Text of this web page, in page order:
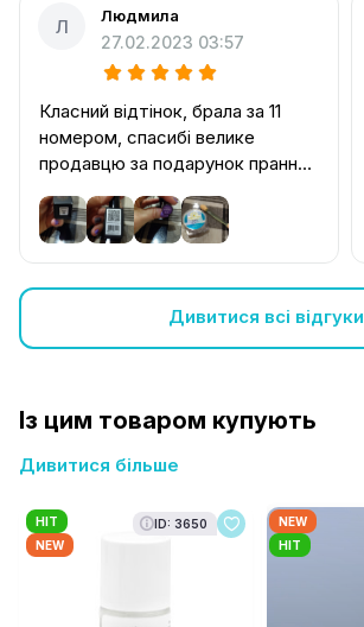
Л Людмила
27.02.2023 03:57
Класний відтінок, брала за 11
номером, спасибі велике
продавцю за подарунок прання,
давно цієї серії, термін
придатності хороший
Дивитися всі відгуки
Із цим товаром купують
Дивитися більше
HIT
NEW
ID: 3650
NEW
HIT